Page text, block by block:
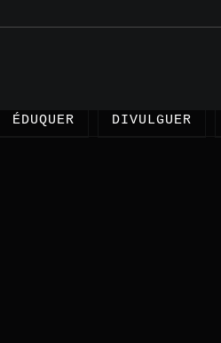
ÉDUQUER DIVULGUER